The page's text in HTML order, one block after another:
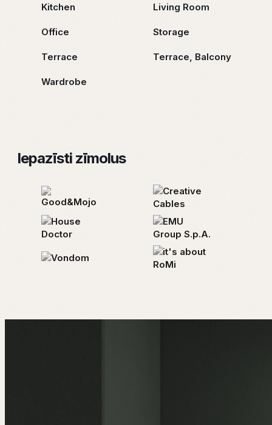
Kitchen Living Room
Office Storage
Terrace Terrace, Balcony
Wardrobe
Iepazīsti zīmolus